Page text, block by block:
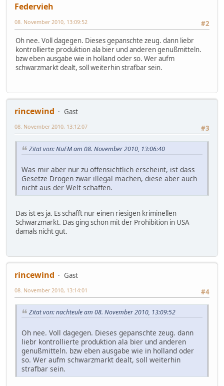
Federvieh
#2
08. November 2010, 13:09:52
Oh nee. Voll dagegen. Dieses gepanschte zeug. dann liebr
kontrollierte produktion ala bier und anderen genußmitteln.
bzw eben ausgabe wie in holland oder so. Wer aufm
schwarzmarkt dealt, soll weiterhin strafbar sein.
rincewind
Gast
#3
08. November 2010, 13:12:07
Zitat von: NuEM am 08. November 2010, 13:06:40
Was mir aber nur zu offensichtlich erscheint, ist dass
Gesetze Drogen zwar illegal machen, diese aber auch
nicht aus der Welt schaffen.
Das ist es ja. Es schafft nur einen riesigen kriminellen
Schwarzmarkt. Das ging schon mit der Prohibition in USA
damals nicht gut.
rincewind
Gast
#4
08. November 2010, 13:14:01
Zitat von: nachteule am 08. November 2010, 13:09:52
Oh nee. Voll dagegen. Dieses gepanschte zeug. dann
liebr kontrollierte produktion ala bier und anderen
genußmitteln. bzw eben ausgabe wie in holland oder
so. Wer aufm schwarzmarkt dealt, soll weiterhin
strafbar sein.